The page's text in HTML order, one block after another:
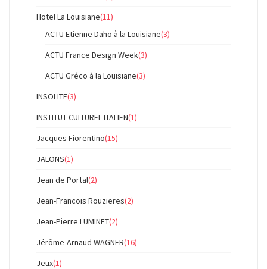
Hotel La Louisiane(11)
ACTU Etienne Daho à la Louisiane(3)
ACTU France Design Week(3)
ACTU Gréco à la Louisiane(3)
INSOLITE(3)
INSTITUT CULTUREL ITALIEN(1)
Jacques Fiorentino(15)
JALONS(1)
Jean de Portal(2)
Jean-Francois Rouzieres(2)
Jean-Pierre LUMINET(2)
Jérôme-Arnaud WAGNER(16)
Jeux(1)